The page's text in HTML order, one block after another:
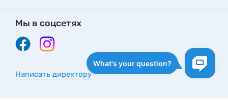
Мы в соцсетях
Написать директору